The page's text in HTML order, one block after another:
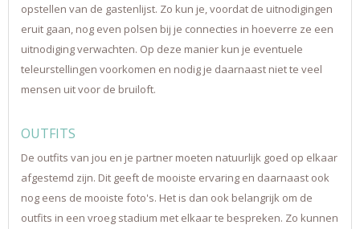
opstellen van de gastenlijst. Zo kun je, voordat de uitnodigingen
eruit gaan, nog even polsen bij je connecties in hoeverre ze een
uitnodiging verwachten. Op deze manier kun je eventuele
teleurstellingen voorkomen en nodig je daarnaast niet te veel
mensen uit voor de bruiloft.
OUTFITS
De outfits van jou en je partner moeten natuurlijk goed op elkaar
afgestemd zijn. Dit geeft de mooiste ervaring en daarnaast ook
nog eens de mooiste foto's. Het is dan ook belangrijk om de
outfits in een vroeg stadium met elkaar te bespreken. Zo kunnen